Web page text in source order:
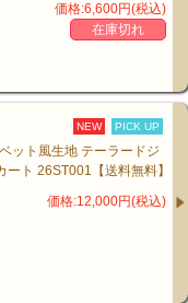
価格:6,600円(税込)
在庫切れ
NEW PICK UP
ット風生地 テーラードジ
ト 26ST001【送料無料】
価格:12,000円(税込)